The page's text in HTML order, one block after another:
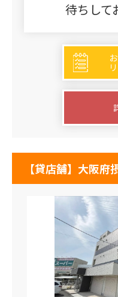
待ちし
【貸店舗】大阪府